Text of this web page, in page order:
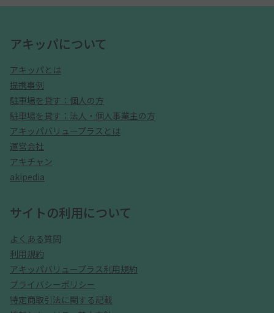
アキッパについて
アキッパとは
提携事例
駐車場を貸す：個人の方
駐車場を貸す：法人・個人事業主の方
アキッパバリュープラスとは
運営会社
アキチャン
akipedia
サイトの利用について
よくある質問
利用規約
アキッパバリュープラス利用規約
プライバシーポリシー
特定商取引法に関する記載